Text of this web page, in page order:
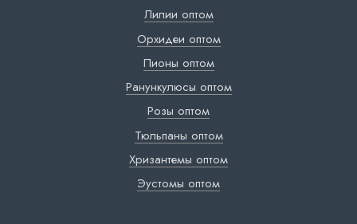
Лилии оптом
Орхидеи оптом
Пионы оптом
Ранункулюсы оптом
Розы оптом
Тюльпаны оптом
Хризантемы оптом
Эустомы оптом